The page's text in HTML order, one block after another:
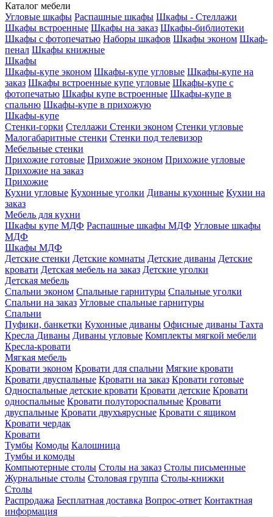
Каталог мебели
Угловые шкафы Распашные шкафы Шкафы - Стеллажи
Шкафы встроенные Шкафы на заказ Шкафы-библиотеки
Шкафы с фотопечатью Наборы шкафов Шкафы эконом Шкаф-
пенал Шкафы книжные
Шкафы
Шкафы-купе эконом Шкафы-купе угловые Шкафы-купе на
заказ Шкафы встроенные купе угловые Шкафы-купе с
фотопечатью Шкафы купе встроенные Шкафы-купе в
спальню Шкафы-купе в прихожую
Шкафы-купе
Стенки-горки Стеллажи Стенки эконом Стенки угловые
Малогабаритные стенки Стенки под телевизор
Мебельные стенки
Прихожие готовые Прихожие эконом Прихожие угловые
Прихожие на заказ
Прихожие
Кухни угловые Кухонные уголки Диваны кухонные Кухни на
заказ
Мебель для кухни
Шкафы купе МДФ Распашные шкафы МДФ Угловые шкафы
МДФ
Шкафы МДФ
Детские стенки Детские комнаты Детские диваны Детские
кровати Детская мебель на заказ Детские уголки
Детская мебель
Спальни эконом Спальные гарнитуры Спальные уголки
Спальни на заказ Угловые спальные гарнитуры
Спальни
Пуфики, банкетки Кухонные диваны Офисные диваны Тахта
Кресла Диваны Диваны угловые Комплекты мягкой мебели
Кресла-кровати
Мягкая мебель
Кровати эконом Кровати для спальни Мягкие кровати
Кровати двуспальные Кровати на заказ Кровати готовые
Односпальные детские кровати Кровати детские Кровати
односпальные Кровати полутороспальные Кровати
двуспальные Кровати двухъярусные Кровати с ящиком
Кровати чердак
Кровати
Тумбы Комоды Калошница
Тумбы и комоды
Компьютерные столы Столы на заказ Столы письменные
Журнальные столы Столовая группа Столы-книжки
Столы
Распродажа Бесплатная доставка Вопрос-ответ Контактная
информация